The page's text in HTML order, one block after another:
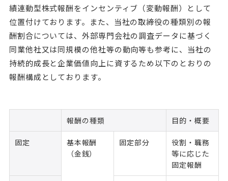
績連動型株式報酬をインセンティブ（変動報酬）として
位置付けております。また、当社の取締役の種類別の報
酬割合については、外部専門会社の調査データに基づく
同業他社又は同規模の他社等の動向等も参考に、当社の
持続的成長と企業価値向上に資するため以下のとおりの
報酬構成としております。
報酬の種類 目的・概要
固定
基本報酬
（金銭）
固定部分
役割・職務
等に応じた
固定報酬